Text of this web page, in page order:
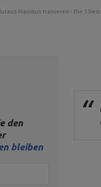
Maximus trainieren - Die 5
den
bleiben